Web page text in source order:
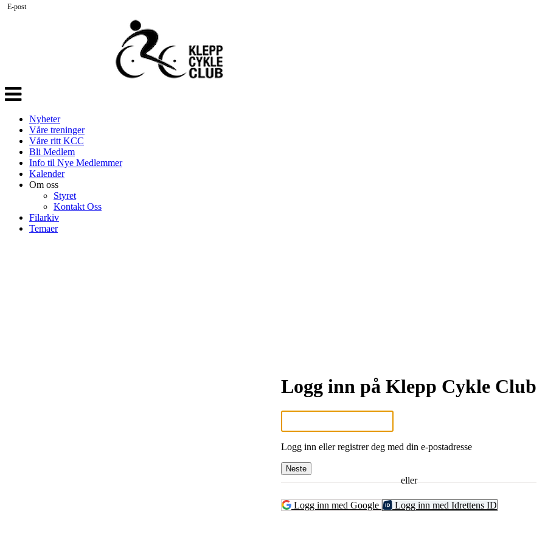
Veksle
navigasjon
Nyheter
Våre treninger
Våre ritt KCC
Bli Medlem
Info til Nye Medlemmer
Kalender
Om oss
Styret
Kontakt Oss
Filarkiv
Temaer
Logg inn på Klepp Cykle Club
E-post
Logg inn eller registrer deg med din e-postadresse
Neste
eller
Logg inn med Google Logg inn med Idrettens ID